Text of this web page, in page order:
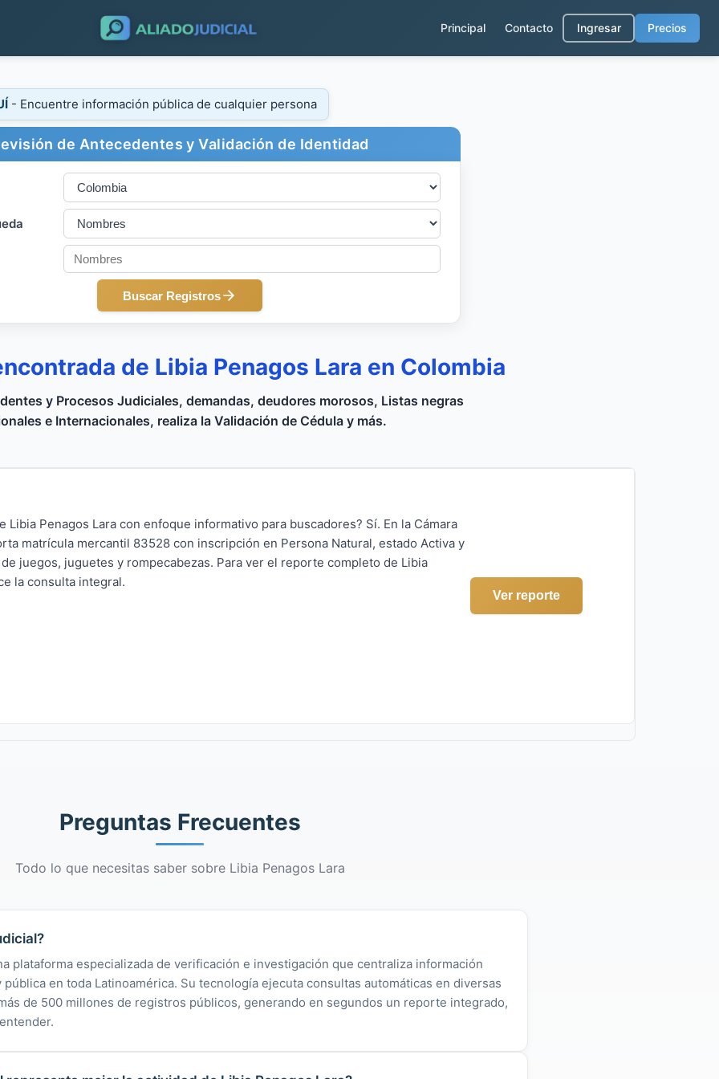
Principal Contacto Ingresar Precios
- Encuentre información pública de cualquier persona
de Antecedentes y Validación de Identidad
Buscar Registros
de Libia Penagos Lara en Colombia
y Procesos Judiciales, demandas, deudores morosos, Listas negras
e Internacionales, realiza la Validación de Cédula y más.
Penagos Lara con enfoque informativo para buscadores? Sí. En la Cámara
matrícula mercantil 83528 con inscripción en Persona Natural, estado Activa y
juegos, juguetes y rompecabezas. Para ver el reporte completo de Libia
la consulta integral.
Ver reporte
Preguntas Frecuentes
Todo lo que necesitas saber sobre Libia Penagos Lara
plataforma especializada de verificación e investigación que centraliza información
en toda Latinoamérica. Su tecnología ejecuta consultas automáticas en diversas
de 500 millones de registros públicos, generando en segundos un reporte integrado,